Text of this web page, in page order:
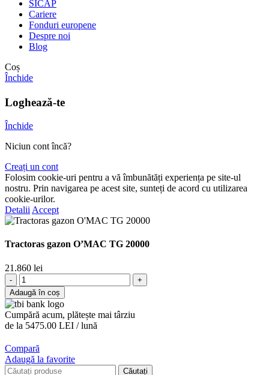
SICAP
Cariere
Fonduri europene
Despre noi
Blog
Coș
Închide
Loghează-te
Închide
Niciun cont încă?
Creați un cont
Folosim cookie-uri pentru a vă îmbunătăți experiența pe site-ul
nostru. Prin navigarea pe acest site, sunteți de acord cu utilizarea
cookie-urilor.
Detalii Accept
Tractoras gazon O’MAC TG 20000
21.860 lei
Cantitate
Tractoras
gazon
O'MAC
TG
20000
Adaugă în coș
Cumpără acum, plătește mai târziu
de la 5475.00 LEI / lună
Compară
Adaugă la favorite
Căutați